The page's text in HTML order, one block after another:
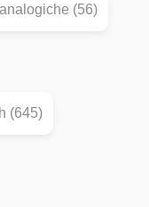
(56)
(645)